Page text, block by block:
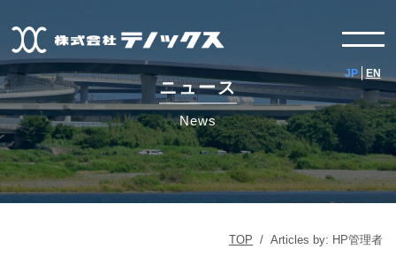
EN
JP
ニュース
News
TOP / Articles by: HP管理者